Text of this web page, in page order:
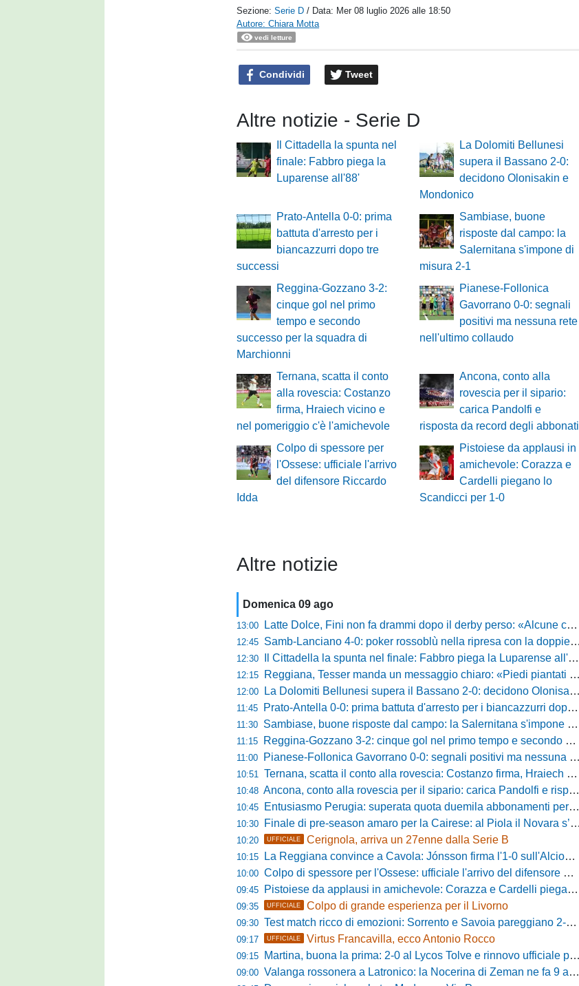
Sezione:Serie D / Data: Mer 08 luglio 2026 alle 18:50
Autore: Chiara Motta
vedi letture
Condividi Tweet
Altre notizie - Serie D
Il Cittadella la spunta nel
finale: Fabbro piega la
Luparense all'88'
La Dolomiti Bellunesi
supera il Bassano 2-0:
decidono Olonisakin e
Mondonico
Prato-Antella 0-0: prima
battuta d'arresto per i
biancazzurri dopo tre
successi
Sambiase, buone
risposte dal campo: la
Salernitana s'impone di
misura 2-1
Reggina-Gozzano 3-2:
cinque gol nel primo
tempo e secondo
successo per la squadra di
Marchionni
Pianese-Follonica
Gavorrano 0-0: segnali
positivi ma nessuna rete
nell'ultimo collaudo
Ternana, scatta il conto
alla rovescia: Costanzo
firma, Hraiech vicino e
nel pomeriggio c'è l'amichevole
Ancona, conto alla
rovescia per il sipario:
carica Pandolfi e
risposta da record degli abbonati
Colpo di spessore per
l'Ossese: ufficiale l'arrivo
del difensore Riccardo
Idda
Pistoiese da applausi in
amichevole: Corazza e
Cardelli piegano lo
Scandicci per 1-0
Altre notizie
Domenica 09 ago
13:00 Latte Dolce, Fini non fa drammi dopo il derby perso: «Alcune cose non mi sono piaciute, ma siamo sulla strada giusta»
12:45 Samb-Lanciano 4-0: poker rossoblù nella ripresa con la doppietta di Faggioli e i gol di Candellori e Perrotta
12:30 Il Cittadella la spunta nel finale: Fabbro piega la Luparense all'88'
12:15 Reggiana, Tesser manda un messaggio chiaro: «Piedi piantati a terra, ma la crescita è evidente»
12:00 La Dolomiti Bellunesi supera il Bassano 2-0: decidono Olonisakin e Mondonico
11:45 Prato-Antella 0-0: prima battuta d'arresto per i biancazzurri dopo tre successi
11:30 Sambiase, buone risposte dal campo: la Salernitana s'impone di misura 2-1
11:15 Reggina-Gozzano 3-2: cinque gol nel primo tempo e secondo successo per la squadra di Marchionni
11:00 Pianese-Follonica Gavorrano 0-0: segnali positivi ma nessuna rete nell'ultimo collaudo
10:51 Ternana, scatta il conto alla rovescia: Costanzo firma, Hraiech vicino e nel pomeriggio c'è l'amichevole
10:48 Ancona, conto alla rovescia per il sipario: carica Pandolfi e risposta da record degli abbonati
10:45 Entusiasmo Perugia: superata quota duemila abbonamenti per il prossimo campionato
10:30 Finale di pre-season amaro per la Cairese: al Piola il Novara s’impone 2-0 con super Valdesi
10:20 UFFICIALE Cerignola, arriva un 27enne dalla Serie B
10:15 La Reggiana convince a Cavola: Jónsson firma l'1-0 sull'Alcione Milano
10:00 Colpo di spessore per l'Ossese: ufficiale l'arrivo del difensore Riccardo Idda
09:45 Pistoiese da applausi in amichevole: Corazza e Cardelli piegano lo Scandicci per 1-0
09:35 UFFICIALE Colpo di grande esperienza per il Livorno
09:30 Test match ricco di emozioni: Sorrento e Savoia pareggiano 2-2 in amichevole
09:17 UFFICIALE Virtus Francavilla, ecco Antonio Rocco
09:15 Martina, buona la prima: 2-0 al Lycos Tolve e rinnovo ufficiale per Llanos
09:00 Valanga rossonera a Latronico: la Nocerina di Zeman ne fa 9 all'Atletico Agromonte